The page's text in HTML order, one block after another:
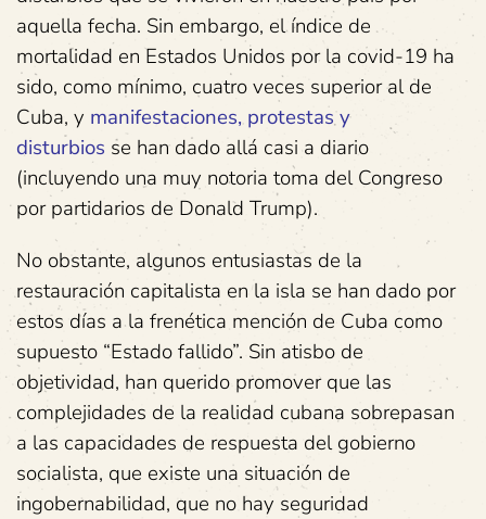
aquella fecha. Sin embargo, el índice de
mortalidad en Estados Unidos por la covid-19 ha
sido, como mínimo, cuatro veces superior al de
Cuba, y manifestaciones, protestas y
disturbios se han dado allá casi a diario
(incluyendo una muy notoria toma del Congreso
por partidarios de Donald Trump).
No obstante, algunos entusiastas de la
restauración capitalista en la isla se han dado por
estos días a la frenética mención de Cuba como
supuesto “Estado fallido”. Sin atisbo de
objetividad, han querido promover que las
complejidades de la realidad cubana sobrepasan
a las capacidades de respuesta del gobierno
socialista, que existe una situación de
ingobernabilidad, que no hay seguridad